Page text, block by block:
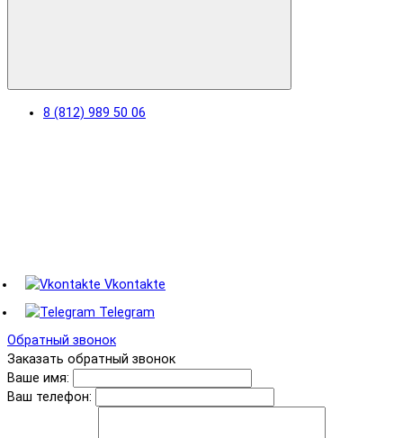
8 (812) 989 50 06
Vkontakte
Telegram
Обратный звонок
Заказать обратный звонок
Ваше имя:
Ваш телефон: